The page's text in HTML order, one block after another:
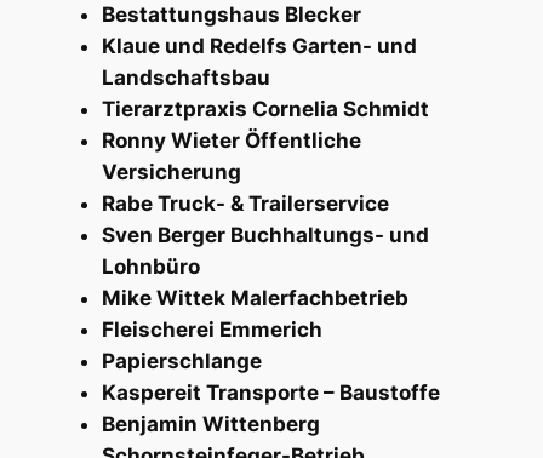
Bestattungshaus Blecker
Klaue und Redelfs Garten- und
Landschaftsbau
Tierarztpraxis Cornelia Schmidt
Ronny Wieter Öffentliche
Versicherung
Rabe Truck- & Trailerservice
Sven Berger Buchhaltungs- und
Lohnbüro
Mike Wittek Malerfachbetrieb
Fleischerei Emmerich
Papierschlange
Kaspereit Transporte – Baustoffe
Benjamin Wittenberg